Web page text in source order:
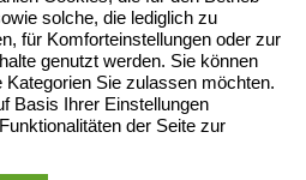
solche, die lediglich zu
für Komforteinstellungen oder zur
genutzt werden. Sie können
Sie zulassen möchten.
Basis Ihrer Einstellungen
der Seite zur